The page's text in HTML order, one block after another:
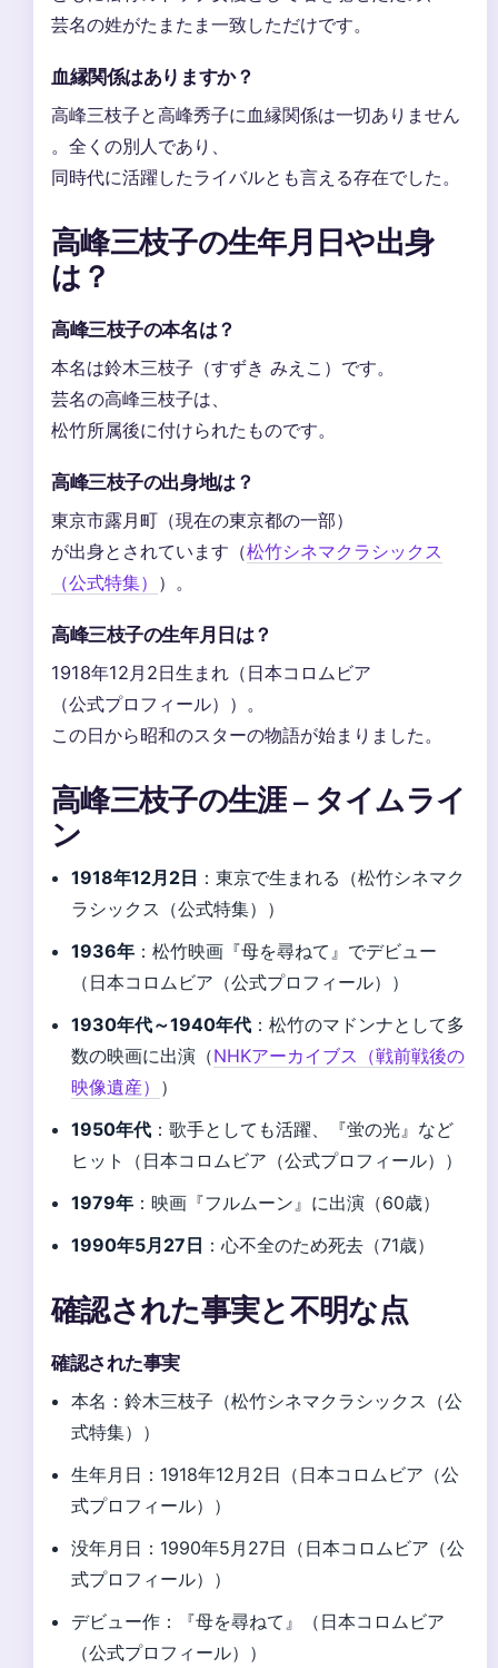
芸名の姓がたまたま一致しただけです。
血縁関係はありますか？
高峰三枝子と高峰秀子に血縁関係は一切ありません
。全くの別人であり、
同時代に活躍したライバルとも言える存在でした。
高峰三枝子の生年月日や出身
は？
高峰三枝子の本名は？
本名は鈴木三枝子（すずき みえこ）です。
芸名の高峰三枝子は、
松竹所属後に付けられたものです。
高峰三枝子の出身地は？
東京市露月町（現在の東京都の一部）
が出身とされています（松竹シネマクラシックス
（公式特集） ）。
高峰三枝子の生年月日は？
1918年12月2日生まれ（日本コロムビア
（公式プロフィール））。
この日から昭和のスターの物語が始まりました。
高峰三枝子の生涯 – タイムライ
ン
1918年12月2日 ：東京で生まれる（松竹シネマク
ラシックス（公式特集））
1936年 ：松竹映画『母を尋ねて』でデビュー
（日本コロムビア（公式プロフィール））
1930年代～1940年代 ：松竹のマドンナとして多
数の映画に出演（NHKアーカイブス（戦前戦後の
映像遺産） ）
1950年代 ：歌手としても活躍、『蛍の光』など
ヒット（日本コロムビア（公式プロフィール））
1979年 ：映画『フルムーン』に出演（60歳）
1990年5月27日 ：心不全のため死去（71歳）
確認された事実と不明な点
確認された事実
本名：鈴木三枝子（松竹シネマクラシックス（公
式特集））
生年月日：1918年12月2日（日本コロムビア（公
式プロフィール））
没年月日：1990年5月27日（日本コロムビア（公
式プロフィール））
デビュー作：『母を尋ねて』（日本コロムビア
（公式プロフィール））